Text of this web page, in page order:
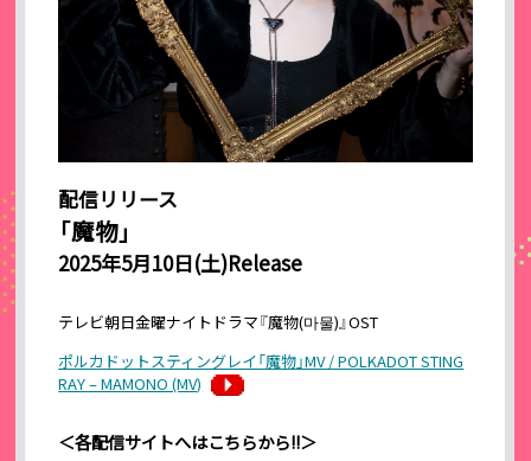
配信リリース
「魔物」
2025年5月10日(土)Release
テレビ朝⽇⾦曜ナイトドラマ『魔物(마물)』OST
ポルカドットスティングレイ「魔物」MV / POLKADOT STING
RAY – MAMONO (MV)
＜各配信サイトへはこちらから!!＞